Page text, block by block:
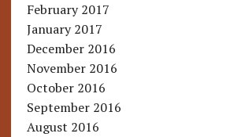
February 2017
January 2017
December 2016
November 2016
October 2016
September 2016
August 2016